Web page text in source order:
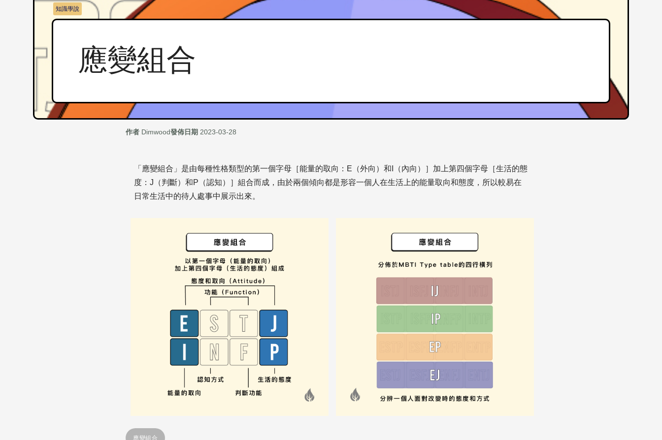
應變組合
知識學說
作者 Dimwood發佈日期 2023-03-28
「應變組合」是由每種性格類型的第一個字母［能量的取向：E（外向）和I（內向）］加上第四個字母［生活的態
度：J（判斷）和P（認知）］組合而成，由於兩個傾向都是形容一個人在生活上的能量取向和態度，所以較易在
日常生活中的待人處事中展示出來。
應變組合